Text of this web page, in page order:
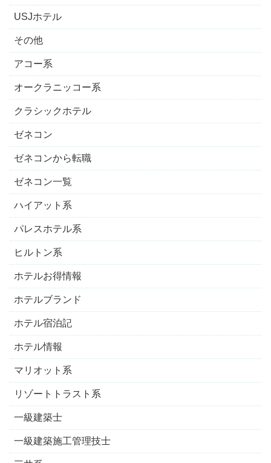
USJホテル
その他
アコー系
オークラニッコー系
クラシックホテル
ゼネコン
ゼネコンから転職
ゼネコン一覧
ハイアット系
パレスホテル系
ヒルトン系
ホテルお得情報
ホテルブランド
ホテル宿泊記
ホテル情報
マリオット系
リゾートトラスト系
一級建築士
一級建築施工管理技士